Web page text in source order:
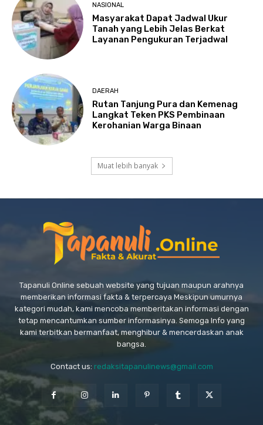
NASIONAL
Masyarakat Dapat Jadwal Ukur
Tanah yang Lebih Jelas Berkat
Layanan Pengukuran Terjadwal
DAERAH
Rutan Tanjung Pura dan Kemenag
Langkat Teken PKS Pembinaan
Kerohanian Warga Binaan
Muat lebih banyak
Tapanuli Online sebuah website yang tujuan maupun arahnya
memberikan informasi fakta & terpercaya Meskipun umurnya
kategori mudah, kami mencoba memberitakan informasi dengan
tetap mencantumkan sumber informasinya. Semoga Info yang
kami terbitkan bermanfaat, menghibur & mencerdaskan anak
bangsa.
Contact us: redaksitapanulinews@gmail.com